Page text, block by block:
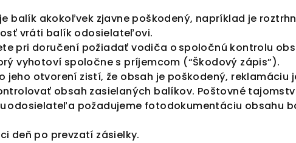
balík akokoľvek zjavne poškodený, napríklad je
vráti balík odosielateľovi.
pri doručení požiadať vodiča o spoločnú kontrolu
vyhotoví spoločne s príjemcom (“Škodový zápis”).
jeho otvorení zistí, že obsah je poškodený, reklamáciu
obsah zasielaných balíkov. Poštovné
odosielateľa požadujeme fotodokumentáciu obsahu
deň po prevzatí zásielky.